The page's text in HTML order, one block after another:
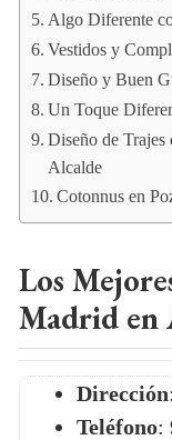
Algo Diferente
Vestidos y
Diseño y Buen
Un Toque
Diseño de
Alcalde
Cotonnus en
Los
Madrid en
Dirección
Teléfono: